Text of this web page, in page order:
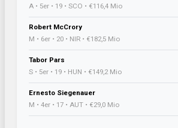
A • 5er • 19 • SCO • €116,4 Mio
Robert McCrory
M • 6er • 20 • NIR • €182,5 Mio
Tabor Pars
S • 5er • 19 • HUN • €149,2 Mio
Ernesto Siegenauer
M • 4er • 17 • AUT • €29,0 Mio